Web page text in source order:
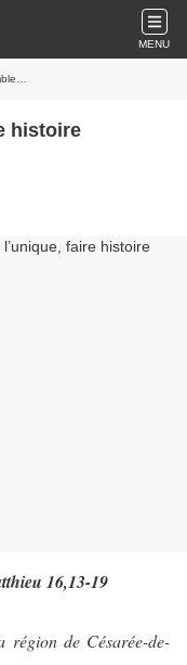
MENU
histoire
16,13-19
région de Césarée-de-